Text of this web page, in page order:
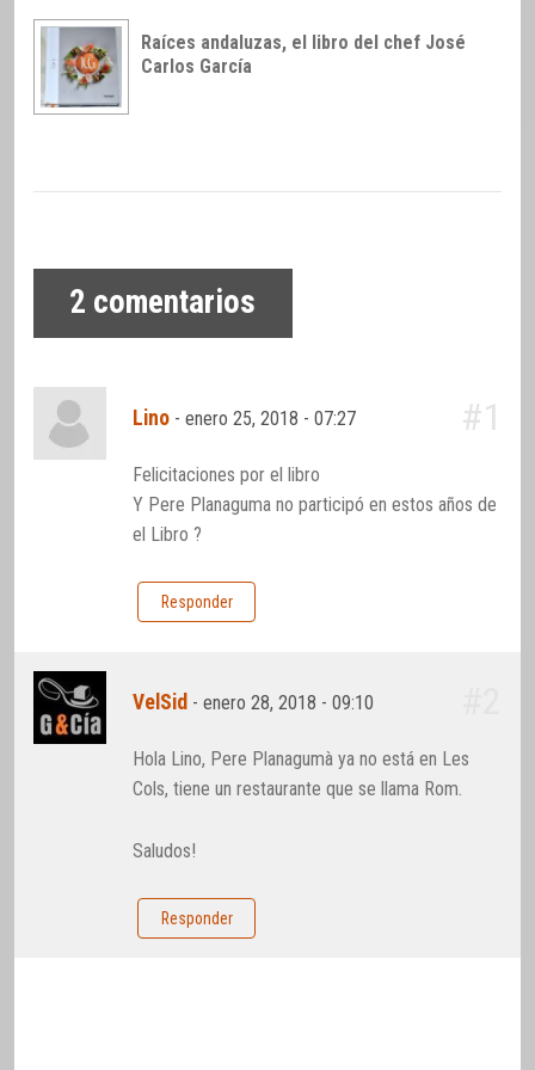
Raíces andaluzas, el libro del chef José
Carlos García
2 comentarios
Lino -enero 25, 2018 - 07:27 #1
Felicitaciones por el libro
Y Pere Planaguma no participó en estos años de
el Libro ?
Responder
VelSid -enero 28, 2018 - 09:10
Hola Lino, Pere Planagumà ya no está en Les
Cols, tiene un restaurante que se llama Rom.
Saludos!
Responder